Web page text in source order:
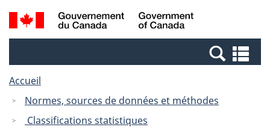
Passer
au
Passer
à
Canada
Recherche
et
et
Accueil
Normes, sources de données et méthodes
Classifications statistiques